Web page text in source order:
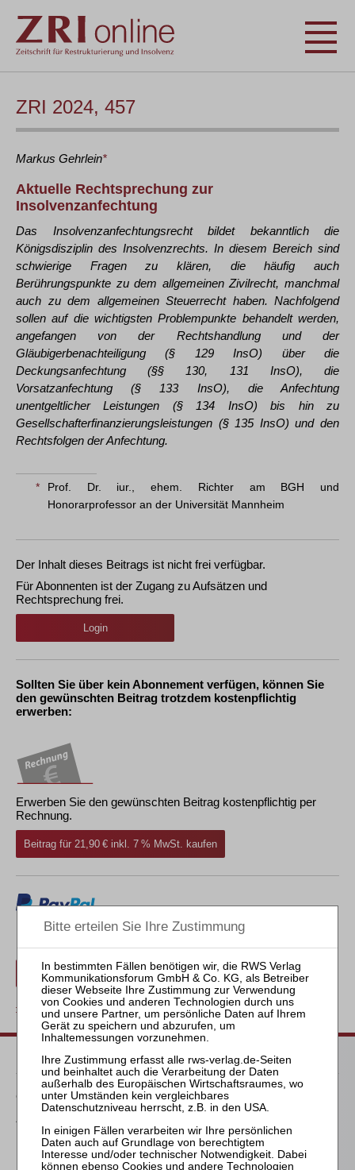
ZRI 2024, 457
Markus Gehrlein*
Aktuelle Rechtsprechung zur
Insolvenzanfechtung
Das Insolvenzanfechtungsrecht bildet bekanntlich die
Königsdisziplin des Insolvenzrechts. In diesem Bereich sind
schwierige Fragen zu klären, die häufig auch
Berührungspunkte zu dem allgemeinen Zivilrecht, manchmal
auch zu dem allgemeinen Steuerrecht haben. Nachfolgend
sollen auf die wichtigsten Problempunkte behandelt werden,
angefangen von der Rechtshandlung und der
Gläubigerbenachteiligung (§ 129 InsO) über die
Deckungsanfechtung (§§ 130, 131 InsO), die
Vorsatzanfechtung (§ 133 InsO), die Anfechtung
unentgeltlicher Leistungen (§ 134 InsO) bis hin zu
Gesellschafterfinanzierungsleistungen (§ 135 InsO) und den
Rechtsfolgen der Anfechtung.
*
Prof. Dr. iur., ehem. Richter am BGH und
Honorarprofessor an der Universität Mannheim
Der Inhalt dieses Beitrags ist nicht frei verfügbar.
Für Abonnenten ist der Zugang zu Aufsätzen und
Rechtsprechung frei.
Login
Sollten Sie über kein Abonnement verfügen, können Sie
den gewünschten Beitrag trotzdem kostenpflichtig
erwerben:
Erwerben Sie den gewünschten Beitrag kostenpflichtig per
Rechnung.
Beitrag für 21,90 € inkl. 7 % MwSt. kaufen
Erwerben Sie den gewünschten Beitrag kostenpflichtig mit
PayPal.
Beitrag für 21,90 € inkl. 7 % MwSt. kaufen
zurück
Passende Bücher
Gehrlein / Thole
Insolvenzanfechtung
Prütting / Bork / Jacoby (Hrsg.)